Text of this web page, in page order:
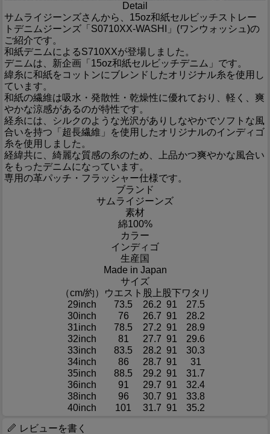
Detail
サムライジーンズさんから、15oz和紙セルビッチストレー
トデニムジーンズ「S0710XX-WASHI」(ワンウォッシュ)の
ご紹介です。
和紙デニムによるS710XXが登場しました。
デニムは、新企画「15oz和紙セルビッチデニム」です。
緯糸に和紙をコットンにブレンドしたオリジナル糸を使用し
ています。
和紙の繊維は吸水・発散性・乾燥性に優れており、軽く、爽
やかな涼感があるのが特性です。
経糸には、シルクのような光沢がありしなやかでソフトな風
合いを持つ「超長繊維」を使用したオリジナルのインディゴ
糸を使用しました。
経緯共に、綺麗な質感の糸のため、上品かつ爽やかな風合い
をもったデニムになっています。
専用の革パッチ・フラッシャー仕様です。
ブランド
サムライジーンズ
素材
綿100%
カラー
インディゴ
生産国
Made in Japan
サイズ
（cm/約）
ウエスト 股上股下 ワタリ
29inch
73.5 26.2 91
27.5
30inch
76 26.7 91
28.2
31inch
78.5 27.2 91
28.9
32inch
81 27.7 91
29.6
33inch
83.5 28.2 91
30.3
34inch
86 28.7 91
31
35inch
88.5 29.2 91
31.7
36inch
91 29.7 91
32.4
38inch
96 30.7 91
33.8
40inch
101 31.7 91
35.2
レビューを書く